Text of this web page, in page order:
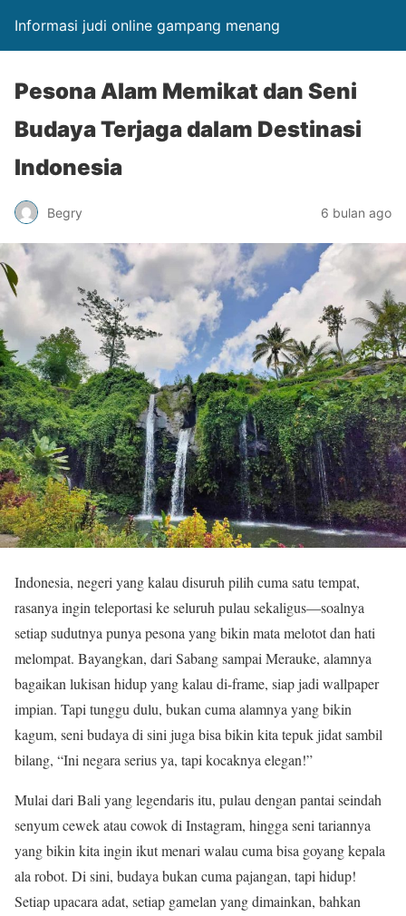
Informasi judi online gampang menang
Pesona Alam Memikat dan Seni
Budaya Terjaga dalam Destinasi
Indonesia
Begry 6 bulan ago
Indonesia, negeri yang kalau disuruh pilih cuma satu tempat,
rasanya ingin teleportasi ke seluruh pulau sekaligus—soalnya
setiap sudutnya punya pesona yang bikin mata melotot dan hati
melompat. Bayangkan, dari Sabang sampai Merauke, alamnya
bagaikan lukisan hidup yang kalau di-frame, siap jadi wallpaper
impian. Tapi tunggu dulu, bukan cuma alamnya yang bikin
kagum, seni budaya di sini juga bisa bikin kita tepuk jidat sambil
bilang, “Ini negara serius ya, tapi kocaknya elegan!”
Mulai dari Bali yang legendaris itu, pulau dengan pantai seindah
senyum cewek atau cowok di Instagram, hingga seni tariannya
yang bikin kita ingin ikut menari walau cuma bisa goyang kepala
ala robot. Di sini, budaya bukan cuma pajangan, tapi hidup!
Setiap upacara adat, setiap gamelan yang dimainkan, bahkan